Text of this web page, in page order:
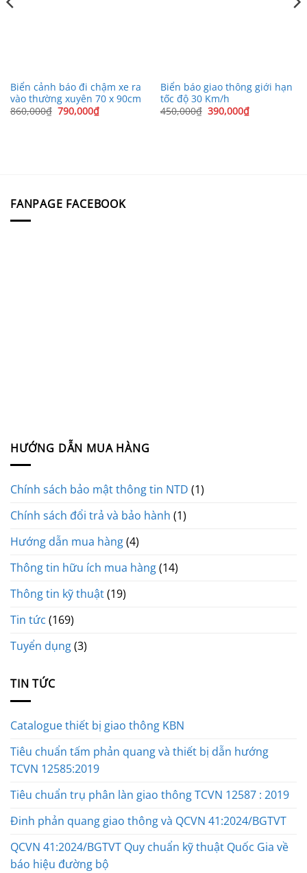
Biển cảnh báo đi chậm xe ra
vào thường xuyên 70 x 90cm
860,000₫ Giá
gốc
790,000₫Giá
hiện
Biển báo giao thông giới hạn
tốc độ 30 Km/h
450,000₫ Giá
gốc
390,000₫Giá
hiện
FANPAGE FACEBOOK
HƯỚNG DẪN MUA HÀNG
Chính sách bảo mật thông tin NTD (1)
Chính sách đổi trả và bảo hành (1)
Hướng dẫn mua hàng(4)
Thông tin hữu ích mua hàng(14)
Thông tin kỹ thuật(19)
Tin tức (169)
Tuyển dụng(3)
TIN TỨC
Catalogue thiết bị giao thông KBN
Tiêu chuẩn tấm phản quang và thiết bị dẫn hướng
TCVN 12585:2019
Tiêu chuẩn trụ phân làn giao thông TCVN 12587 : 2019
Đinh phản quang giao thông và QCVN 41:2024/BGTVT
QCVN 41:2024/BGTVT Quy chuẩn kỹ thuật Quốc Gia về
báo hiệu đường bộ